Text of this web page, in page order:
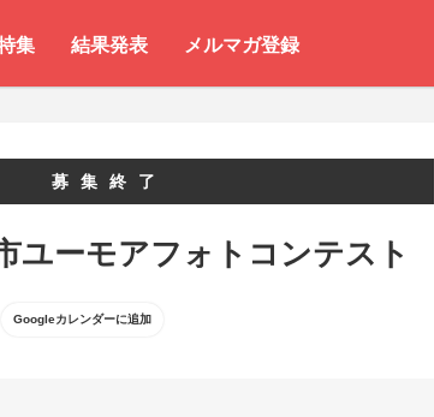
集 結果発表 メルマガ登録
募集終了
ユーモアフォトコンテスト
Googleカレンダーに追加